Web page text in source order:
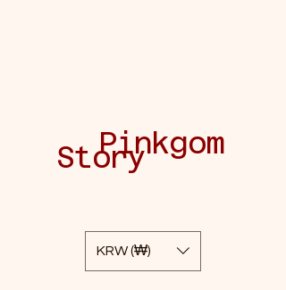
KRW (₩)
Pinkgom
Story